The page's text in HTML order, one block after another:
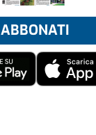
ABBONATI